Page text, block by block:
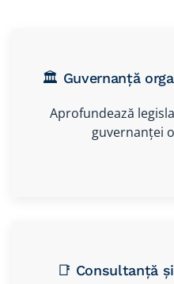
🏛️ Guvernanță
Aprofundează
guvernanței
📑 Consultanță